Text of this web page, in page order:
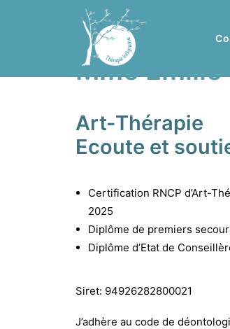
Mme
Art-Thérapie
Ecoute et
Certification RNCP d’Art-
2025
Diplôme de premiers
Diplôme d’Etat de
Siret: 94926282800021
J’adhère au code de